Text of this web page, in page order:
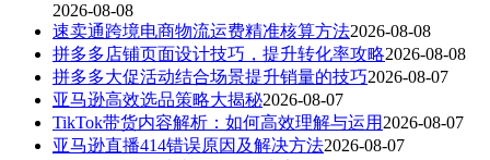
2026-08-08
速卖通跨境电商物流运费精准核算方法2026-08-08
拼多多店铺页面设计技巧，提升转化率攻略2026-08-08
拼多多大促活动结合场景提升销量的技巧2026-08-07
亚马逊高效选品策略大揭秘2026-08-07
TikTok带货内容解析：如何高效理解与运用2026-08-07
亚马逊直播414错误原因及解决方法2026-08-07